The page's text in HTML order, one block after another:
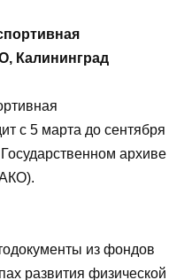
Калининград
с 5 марта до сентября
архиве
из фондов
развития физической